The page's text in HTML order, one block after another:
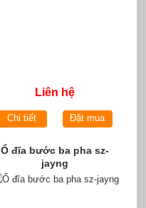
Liên hệ
Chi tiết Đặt mua
Ổ đĩa bước ba pha sz-
jayng